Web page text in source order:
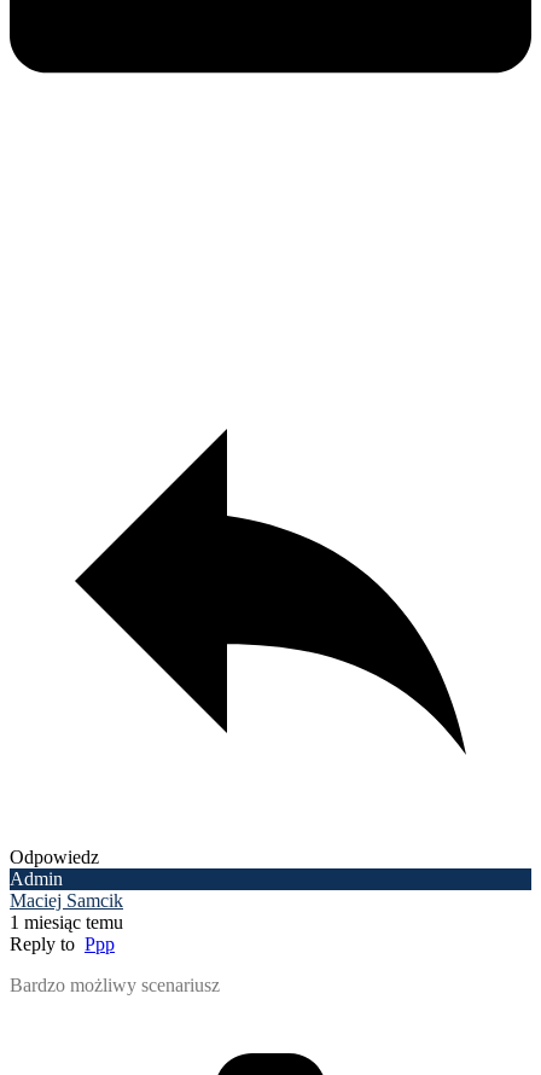
Odpowiedz
Admin
Maciej Samcik
1 miesiąc temu
Reply to Ppp
Bardzo możliwy scenariusz